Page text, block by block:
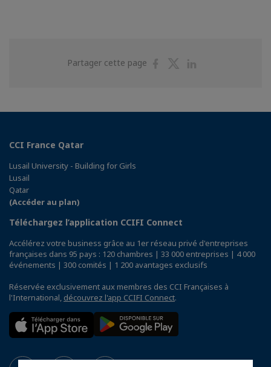
Partager cette page
PartagerPartager
CCI France Qatar
Lusail University - Building for Girls
Lusail
Qatar
(Accéder au plan)
Téléchargez l’application CCIFI Connect
Accélérez votre business grâce au 1er réseau privé d'entreprises
françaises dans 95 pays : 120 chambres | 33 000 entreprises | 4 000
événements | 300 comités | 1 200 avantages exclusifs
Réservée exclusivement aux membres des CCI Françaises à
l'International, découvrez l'app CCIFI Connect.